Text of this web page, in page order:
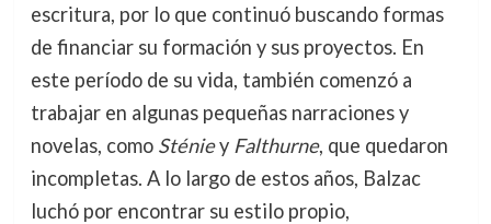
escritura, por lo que continuó buscando formas
de financiar su formación y sus proyectos. En
este período de su vida, también comenzó a
trabajar en algunas pequeñas narraciones y
novelas, como Sténiey Falthurne, que quedaron
incompletas. A lo largo de estos años, Balzac
luchó por encontrar su estilo propio,